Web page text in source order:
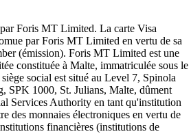
Foris MT Limited. La carte Visa
par Foris MT Limited en vertu de sa
(émission). Foris MT Limited est une
constituée à Malte, immatriculée sous le
social est situé au Level 7, Spinola
SPK 1000, St. Julians, Malte, dûment
Services Authority en tant qu'institution
des monnaies électroniques en vertu de
financières (institutions de